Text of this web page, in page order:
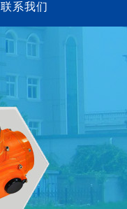
联系我们